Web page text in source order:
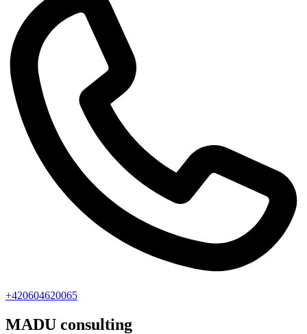
+420604620065
MADU consulting